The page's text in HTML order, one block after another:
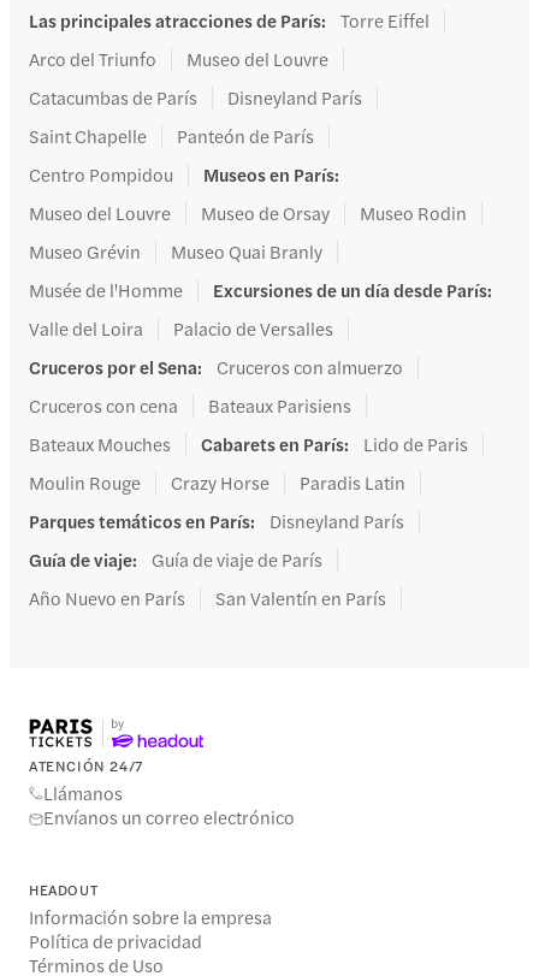
Las principales atracciones de París:
Torre Eiffel
Arco del Triunfo
Museo del Louvre
Catacumbas de París
Disneyland París
Saint Chapelle
Panteón de París
Centro Pompidou
Museos en París:
Museo del Louvre
Museo de Orsay
Museo Rodin
Museo Grévin
Museo Quai Branly
Musée de l'Homme
Excursiones de un día desde París:
Valle del Loira
Palacio de Versalles
Cruceros por el Sena:
Cruceros con almuerzo
Cruceros con cena
Bateaux Parisiens
Bateaux Mouches
Cabarets en París:
Lido de Paris
Moulin Rouge
Crazy Horse
Paradis Latin
Parques temáticos en París:
Disneyland París
Guía de viaje:
Guía de viaje de París
Año Nuevo en París
San Valentín en París
ATENCIÓN 24/7
Llámanos
Envíanos un correo electrónico
HEADOUT
Información sobre la empresa
Política de privacidad
Términos de Uso